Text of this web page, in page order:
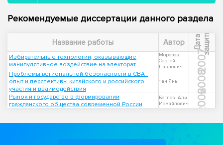
Рекомендуемые диссертации данного раздела
Название работы Автор Д
а
т
а
з
а
щ
и
т ы
Избирательные технологии, оказывающие
манипулятивное воздействие на электорат
Морозов,
Сергей
Павлович
2007
Проблемы региональной безопасности в СВА :
опыт и перспективы китайского и российского
участия и взаимодействия
Чан Янь 2008
Рынок и государство в формировании
гражданского общества современной России
Беглов, Али
Измайлович
2006